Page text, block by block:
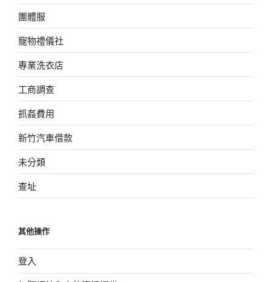
團體服
寵物禮儀社
專業洗衣店
工商調查
抓姦費用
新竹汽車借款
未分類
查址
其他操作
登入